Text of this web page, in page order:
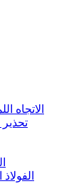
الاتجاه